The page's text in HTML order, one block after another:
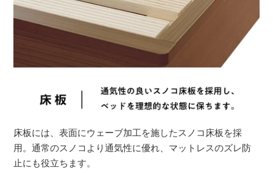
床板には、表面にウェーブ加工を施したスノコ床板を採
用。通常のスノコより通気性に優れ、マットレスのズレ防
止にも役立ちます。